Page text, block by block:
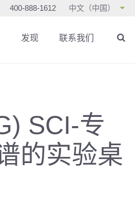
400-888-1612 中文（中国）
发现 联系我们
SCI-专
的实验桌